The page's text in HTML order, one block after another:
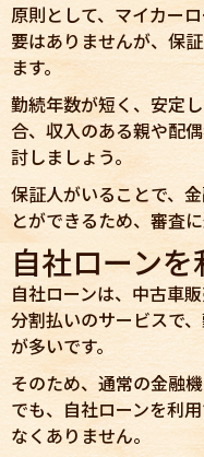
原則として、マイカー
要はありませんが、保
ます。
勤続年数が短く、安定
合、収入のある親や配
討しましょう。
保証人がいることで、
とができるため、審査
自社ローン
自社ローンは、中古車
分割払いのサービスで
が多いです。
そのため、通常の金融
でも、自社ローンを利
なくありません。